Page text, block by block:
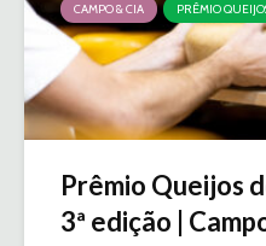
CAMPO & CIA PRÊMIO
Prêmio Queijos
3ª edição |